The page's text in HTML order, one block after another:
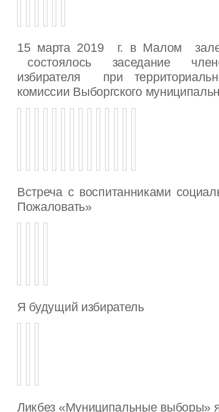
15 марта 2019 г. в Малом
состоялось заседание
избирателя при
комиссии Выборгского
Встреча с воспитанниками
Пожаловать»
Я будущий избиратель
Ликбез «Муниципальные выборы»